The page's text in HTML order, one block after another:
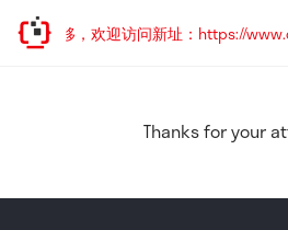
址已迁移，欢迎访问新址：https://
Thanks for your